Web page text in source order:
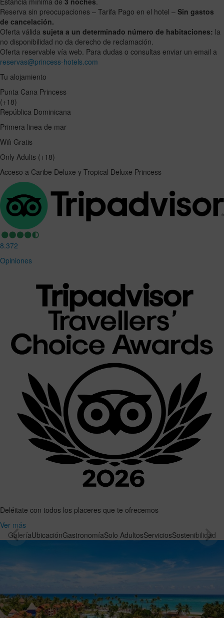
get
the
shortcuts
for
changing
dates.
the
shortcuts
for
changing
Reserva sin preocupaciones – Tarifa Pago en el hotel – Sin gastos
de cancelación.
Oferta válida sujeta a un determinado número de habitaciones: la
no disponibilidad no da derecho de reclamación.
Oferta reservable vía web. Para dudas o consultas enviar un email a
reservas@princess-hotels.com
Tu alojamiento
Punta Cana Princess
(+18)
República Dominicana
Primera linea de mar
Wifi Gratis
Only Adults (+18)
Acceso a Caribe Deluxe y Tropical Deluxe Princess
8.372
Opiniones
Deléitate con todos los placeres que te ofrecemos
Ver más
GaleríaUbicaciónGastronomíaSolo AdultosServiciosSostenibilidad